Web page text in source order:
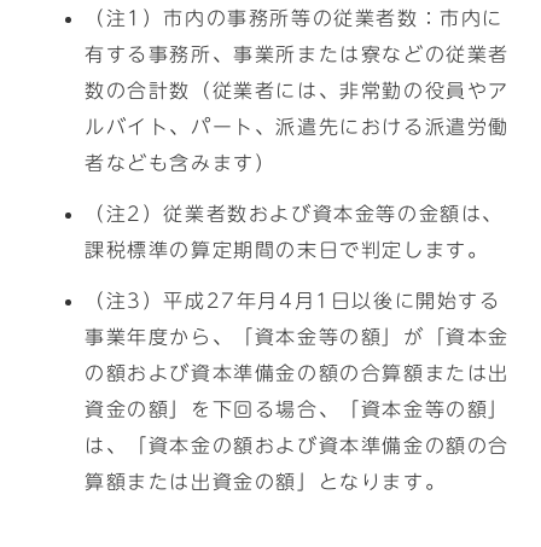
（注1）市内の事務所等の従業者数：市内に
有する事務所、事業所または寮などの従業者
数の合計数（従業者には、非常勤の役員やア
ルバイト、パート、派遣先における派遣労働
者なども含みます）
（注2）従業者数および資本金等の金額は、
課税標準の算定期間の末日で判定します。
（注3）平成27年月4月1日以後に開始する
事業年度から、「資本金等の額」が「資本金
の額および資本準備金の額の合算額または出
資金の額」を下回る場合、「資本金等の額」
は、「資本金の額および資本準備金の額の合
算額または出資金の額」となります。